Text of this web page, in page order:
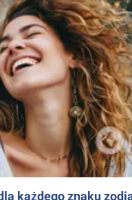
każdego znaku